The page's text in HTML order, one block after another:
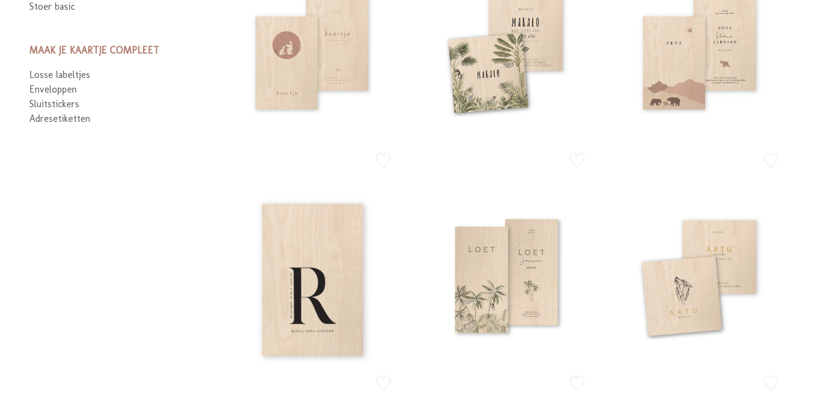
Stoer basic
MAAK JE KAARTJE COMPLEET
Losse labeltjes
Enveloppen
Sluitstickers
Adresetiketten